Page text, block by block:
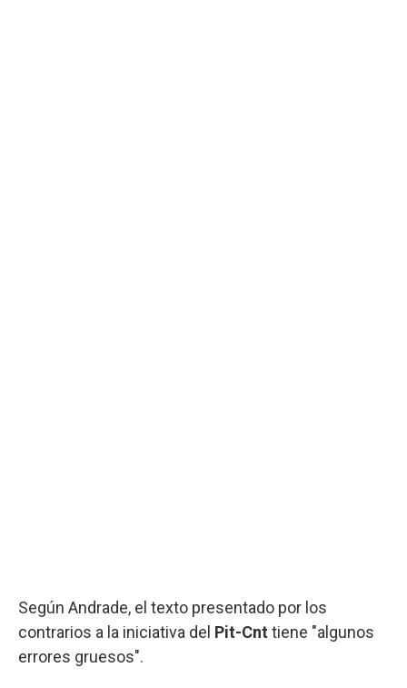
Según Andrade, el texto presentado por los
contrarios a la iniciativa del Pit-Cnt tiene "algunos
errores gruesos".